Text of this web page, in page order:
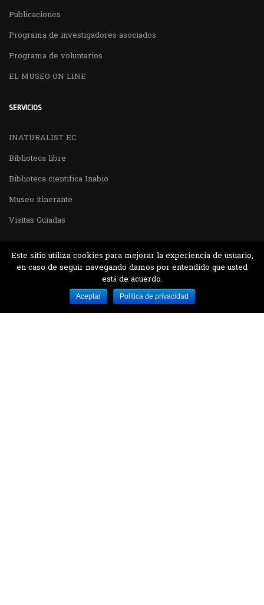
Publicaciones
Programa de investigadores asociados
Programa de voluntarios
EL MUSEO ON LINE
SERVICIOS
INATURALIST EC
Biblioteca libre
Biblioteca cientifica Inabio
Museo itinerante
Visitas Guiadas
Desarrollado por MJTEC.
Este sitio utiliza cookies para mejorar la experiencia de usuario,
en caso de seguir navegando damos por entendido que usted
está de acuerdo.
Aceptar Política de privacidad